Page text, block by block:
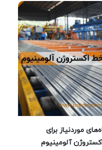
موردنیاز برای
آلومینیوم